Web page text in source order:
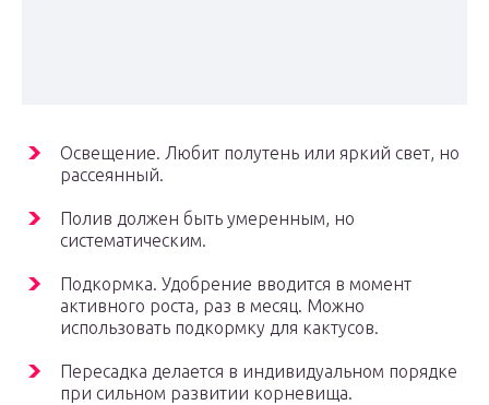
Освещение. Любит полутень или яркий свет, но
рассеянный.
Полив должен быть умеренным, но
систематическим.
Подкормка. Удобрение вводится в момент
активного роста, раз в месяц. Можно
использовать подкормку для кактусов.
Пересадка делается в индивидуальном порядке
при сильном развитии корневища.